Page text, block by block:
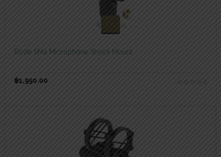
Rode SM4 Microphone Shock Mount
฿1,950.00